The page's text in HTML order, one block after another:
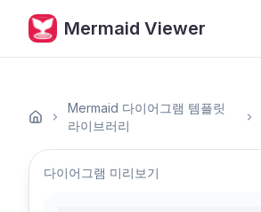
Mermaid Viewer
홈
Mermaid 다이어그램 템플릿
라이브러리
다이어그램 미리보기